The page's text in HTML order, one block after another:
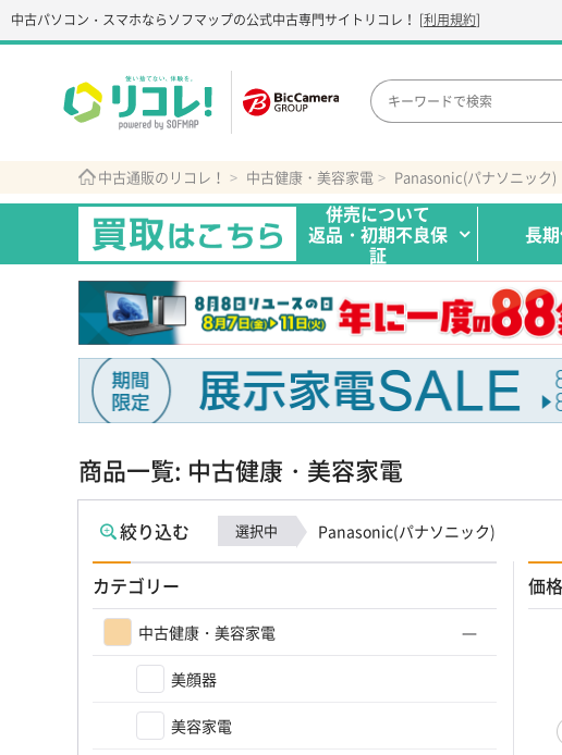
中古パソコン・スマホならソフマップの公式中古専門サイト リコレ！ [利用規約]
中古通販のリコレ！ 中古健康・美容家電 Panasonic(パナソニック)
併売について
返品・初期不良保
証
長
商品一覧: 中古健康・美容家電
絞り込む 選択中 Panasonic(パナソニック)
カテゴリー
中古健康・美容家電
美顔器
美容家電
価格